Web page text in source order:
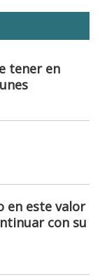
tener en
en este valor
con su